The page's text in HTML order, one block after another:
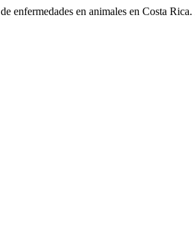
enfermedades en animales en Costa Rica.